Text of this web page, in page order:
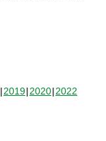
2019 2020 2022